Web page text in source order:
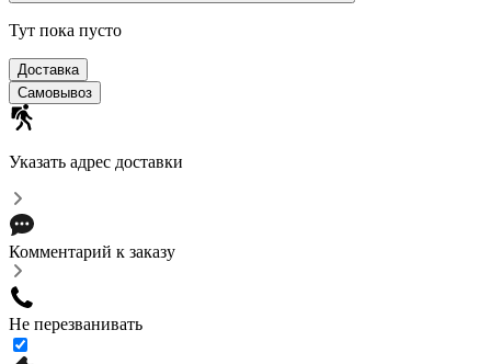
Тут пока пусто
Доставка
Самовывоз
Указать адрес доставки
Комментарий к заказу
Не перезванивать